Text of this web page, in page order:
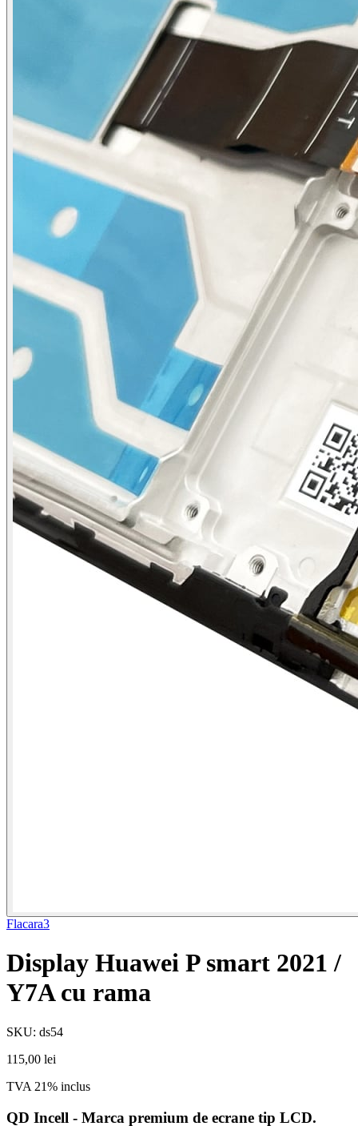
Flacara3
Display Huawei P smart 2021 /
Y7A cu rama
SKU: ds54
115,00 lei
TVA 21% inclus
QD Incell - Marca premium de ecrane tip LCD.